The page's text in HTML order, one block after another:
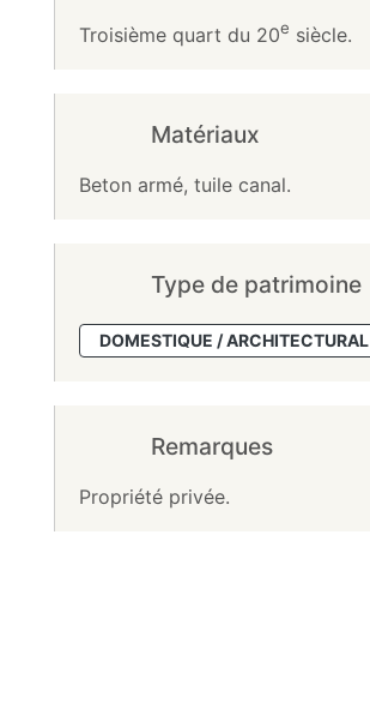
Troisième quart du 20e siècle.
Matériaux
Beton armé, tuile canal.
Type de patrimoine
DOMESTIQUE / ARCHITECTURAL
Remarques
Propriété privée.